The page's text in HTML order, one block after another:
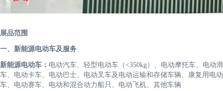
展品范围
一、新能源电动车及服务
新能源电动车： 电动汽车、轻型电动车（<350kg）、电动摩托车、电动
车、电动卡车、电动巴士、电动叉车及电动运输和存储车辆、康复用电
车、电动赛车、电动和混合动力船只、电动飞机、其他车辆